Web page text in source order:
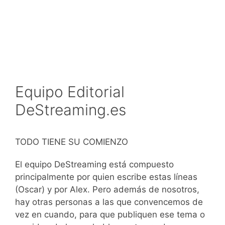
Equipo Editorial
DeStreaming.es
TODO TIENE SU COMIENZO
El equipo DeStreaming está compuesto
principalmente por quien escribe estas líneas
(Oscar) y por Alex. Pero además de nosotros,
hay otras personas a las que convencemos de
vez en cuando, para que publiquen ese tema o